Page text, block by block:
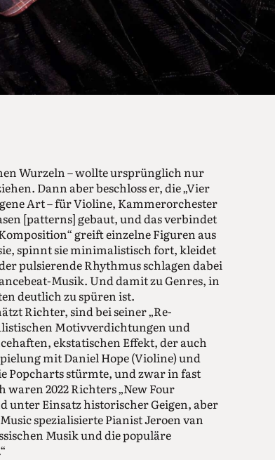
Wurzeln – wollte ursprünglich nur
Dann aber beschloss er, die „Vier
Art – für Violine, Kammerorchester
[patterns] gebaut, und das verbindet
greift einzelne Figuren aus
spinnt sie minimalistisch fort, kleidet
pulsierende Rhythmus schlagen dabei
Musik. Und damit zu Genres, in
deutlich zu spüren ist.
Richter, sind bei seiner „Re-
Motivverdichtungen und
ekstatischen Effekt, der auch
mit Daniel Hope (Violine) und
Popcharts stürmte, und zwar in fast
2022 Richters „New Four
unter Einsatz historischer Geigen, aber
spezialisierte Pianist Jeroen van
Musik und die populäre